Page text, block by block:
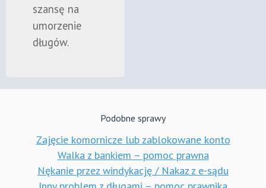
szansę na
umorzenie
długów.
Podobne sprawy
Zajęcie komornicze lub zablokowane konto
Walka z bankiem – pomoc prawna
Nękanie przez windykację / Nakaz z e-sądu